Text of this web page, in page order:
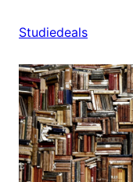
Studiedeals